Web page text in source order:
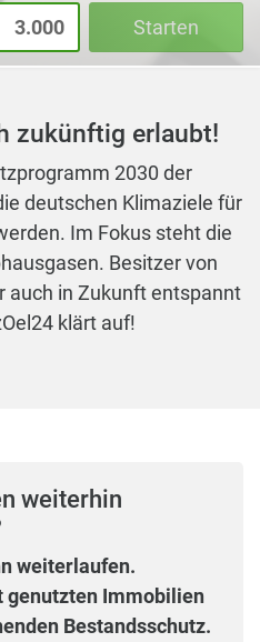
zukünftig erlaubt!
2030 der
deutschen Klimaziele für
Im Fokus steht die
Besitzer von
auch in Zukunft entspannt
klärt auf!
weiterhin
weiterlaufen.
genutzten Immobilien
Bestandsschutz.
Starten